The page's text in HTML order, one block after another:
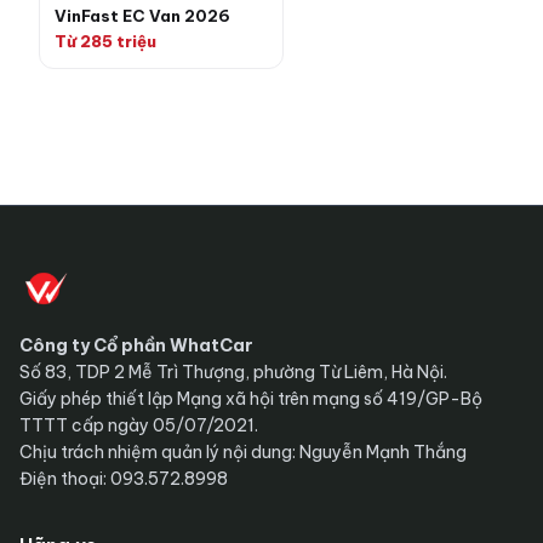
VinFast EC Van 2026
Từ 285 triệu
Công ty Cổ phần WhatCar
Số 83, TDP 2 Mễ Trì Thượng, phường Từ Liêm, Hà Nội.
Giấy phép thiết lập Mạng xã hội trên mạng số 419/GP-Bộ
TTTT cấp ngày 05/07/2021.
Chịu trách nhiệm quản lý nội dung: Nguyễn Mạnh Thắng
Điện thoại: 093.572.8998